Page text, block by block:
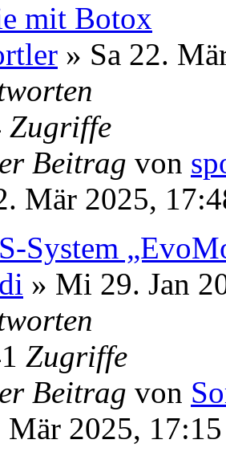
mit Botox
» Sa 22.
Zugriffe
Beitrag von
Mär 2025,
System
» Mi 29. Jan
Zugriffe
Beitrag von
Mär 2025, 17:15